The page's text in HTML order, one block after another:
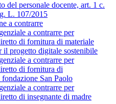
del personale docente, art. 1 c.
L. 107/2015
a contrarre
a contrarre per
di fornitura di materiale
il progetto digitale sostenibile
a contrarre per
di fornitura di
San Paolo
a contrarre per
di insegnante di madre